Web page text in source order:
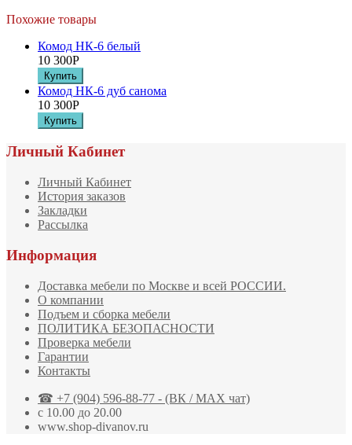
Похожие товары
Комод НК-6 белый
10 300Р
Комод НК-6 дуб санома
10 300Р
Личный Кабинет
Личный Кабинет
История заказов
Закладки
Рассылка
Информация
Доставка мебели по Москве и всей РОССИИ.
О компании
Подъем и сборка мебели
ПОЛИТИКА БЕЗОПАСНОСТИ
Проверка мебели
Гарантии
Контакты
☎ +7 (904) 596-88-77 - (ВК / MAX чат)
с 10.00 до 20.00
www.shop-divanov.ru